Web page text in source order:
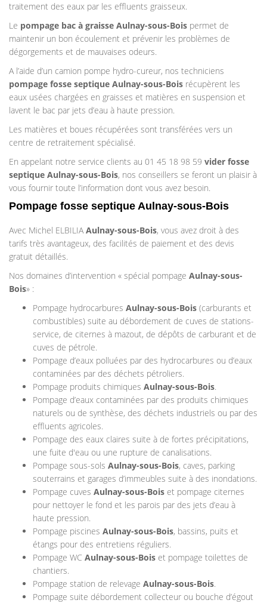
traitement des eaux par les effluents graisseux.
Le pompage bac à graisse Aulnay-sous-Bois permet de
maintenir un bon écoulement et prévenir les problèmes de
dégorgements et de mauvaises odeurs.
A l’aide d’un camion pompe hydro-cureur, nos techniciens
pompage fosse septique Aulnay-sous-Bois récupèrent les
eaux usées chargées en graisses et matières en suspension et
lavent le bac par jets d’eau à haute pression.
Les matières et boues récupérées sont transférées vers un
centre de retraitement spécialisé.
En appelant notre service clients au 01 45 18 98 59 vider fosse
septique Aulnay-sous-Bois, nos conseillers se feront un plaisir à
vous fournir toute l’information dont vous avez besoin.
Pompage fosse septique Aulnay-sous-Bois
Avec Michel ELBILIAAulnay-sous-Bois, vous avez droit à des
tarifs très avantageux, des facilités de paiement et des devis
gratuit détaillés.
Nos domaines d’intervention « spécial pompage Aulnay-sous-
Bois» :
Pompage hydrocarbures Aulnay-sous-Bois (carburants et
combustibles) suite au débordement de cuves de stations-
service, de citernes à mazout, de dépôts de carburant et de
cuves de pétrole.
Pompage d’eaux polluées par des hydrocarbures ou d’eaux
contaminées par des déchets pétroliers.
Pompage produits chimiques Aulnay-sous-Bois.
Pompage d’eaux contaminées par des produits chimiques
naturels ou de synthèse, des déchets industriels ou par des
effluents agricoles.
Pompage des eaux claires suite à de fortes précipitations,
une fuite d'eau ou une rupture de canalisations.
Pompage sous-sols Aulnay-sous-Bois, caves, parking
souterrains et garages d’immeubles suite à des inondations.
Pompage cuves Aulnay-sous-Bois et pompage citernes
pour nettoyer le fond et les parois par des jets d’eau à
haute pression.
Pompage piscines Aulnay-sous-Bois, bassins, puits et
étangs pour des entretiens réguliers.
Pompage WC Aulnay-sous-Bois et pompage toilettes de
chantiers.
Pompage station de relevage Aulnay-sous-Bois.
Pompage suite débordement collecteur ou bouche d’égout